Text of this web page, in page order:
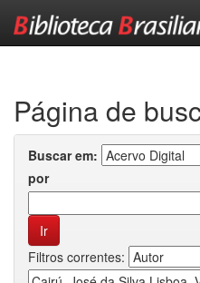
Página de
Buscar em:
por
Filtros correntes: